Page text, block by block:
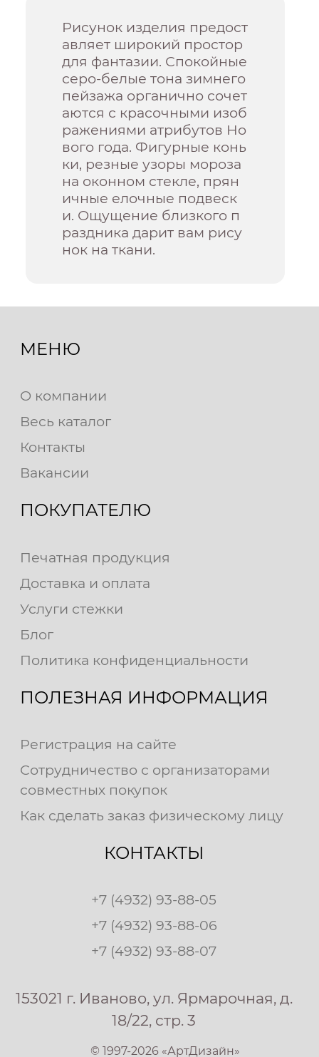
Рисунок изделия предост
авляет широкий простор
для фантазии. Спокойные
серо-белые тона зимнего
пейзажа органично сочет
аются с красочными изоб
ражениями атрибутов Но
вого года. Фигурные конь
ки, резные узоры мороза
на оконном стекле, прян
ичные елочные подвеск
и. Ощущение близкого п
раздника дарит вам рису
нок на ткани.
МЕНЮ
О компании
Весь каталог
Контакты
Вакансии
ПОКУПАТЕЛЮ
Печатная продукция
Доставка и оплата
Услуги стежки
Блог
Политика конфиденциальности
ПОЛЕЗНАЯ ИНФОРМАЦИЯ
Регистрация на сайте
Сотрудничество с организаторами
совместных покупок
Как сделать заказ физическому лицу
КОНТАКТЫ
+7 (4932) 93-88-05
+7 (4932) 93-88-06
+7 (4932) 93-88-07
153021 г. Иваново, ул. Ярмарочная, д.
18/22, стр. 3
© 1997-2026 «АртДизайн»